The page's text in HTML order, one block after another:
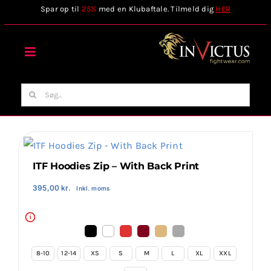
to
Spar op til 25% med en Klubaftale. Tilmeld dig HER
Toggle
Forside
Stilart / Kampsport
Invictus Brands
Søg
efter:
ITF Hoodies Zip – With Back Print
395,00kr. Inkl. moms
i
8-10 12-14 XS S M L XL XXL